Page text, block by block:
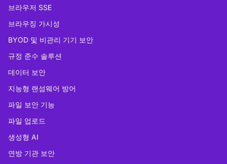
브라우저 SSE
브라우징 가시성
BYOD 및 비관리 기기 보안
규정 준수 솔루션
데이터 보안
지능형 랜섬웨어 방어
파일 보안 기능
파일 업로드
생성형 AI
연방 기관 보안